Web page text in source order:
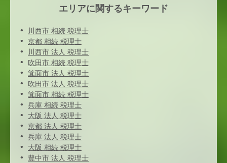
エリアに関するキーワード
川西市 相続 税理士
京都 相続 税理士
川西市 法人 税理士
吹田市 相続 税理士
箕面市 法人 税理士
吹田市 法人 税理士
箕面市 相続 税理士
兵庫 相続 税理士
大阪 法人 税理士
京都 法人 税理士
兵庫 法人 税理士
大阪 相続 税理士
豊中市 法人 税理士